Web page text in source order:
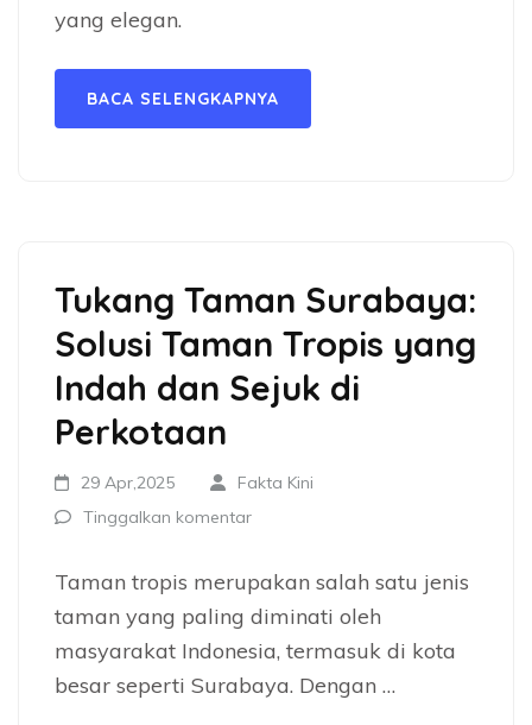
yang elegan.
BACA SELENGKAPNYA
Tukang Taman Surabaya:
Solusi Taman Tropis yang
Indah dan Sejuk di
Perkotaan
29 Apr,2025
Fakta Kini
Tinggalkan komentar
Taman tropis merupakan salah satu jenis
taman yang paling diminati oleh
masyarakat Indonesia, termasuk di kota
besar seperti Surabaya. Dengan …